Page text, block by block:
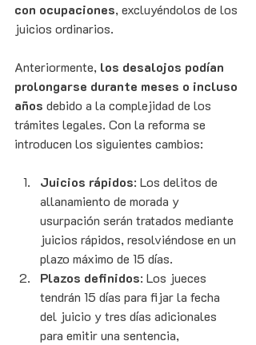
con ocupaciones, excluyéndolos de los
juicios ordinarios.
Anteriormente, los desalojos podían
prolongarse durante meses o incluso
años debido a la complejidad de los
trámites legales. Con la reforma se
introducen los siguientes cambios:
Juicios rápidos: Los delitos de
allanamiento de morada y
usurpación serán tratados mediante
juicios rápidos, resolviéndose en un
plazo máximo de 15 días.
Plazos definidos: Los jueces
tendrán 15 días para fijar la fecha
del juicio y tres días adicionales
para emitir una sentencia,